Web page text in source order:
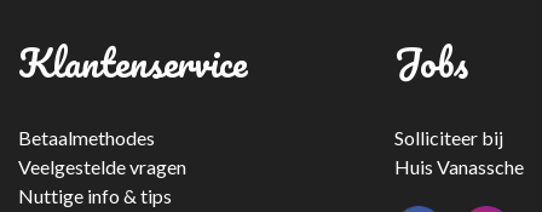
Klantenservice
Betaalmethodes
Veelgestelde vragen
Nuttige info & tips
Jobs
Solliciteer bij
Huis Vanassche